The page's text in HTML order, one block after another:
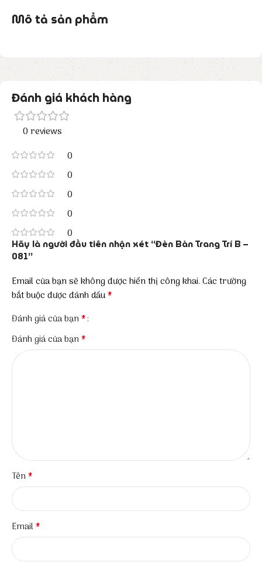
Mô tả sản phẩm
Đánh giá khách hàng
0 reviews
0
0
0
0
0
Hãy là người đầu tiên nhận xét “Đèn Bàn Trang Trí B –
081”
Email của bạn sẽ không được hiển thị công khai. Các trường
bắt buộc được đánh dấu*
Đánh giá của bạn*
Đánh giá của bạn*
Tên*
Email*